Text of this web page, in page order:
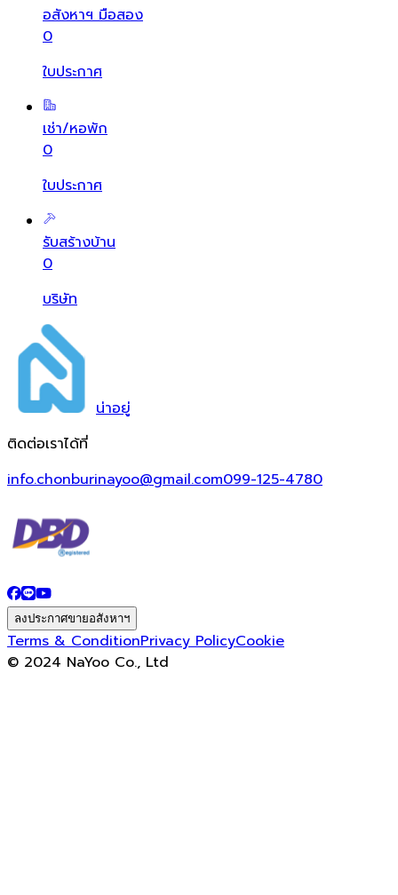
อสังหาฯ มือสอง
0
ใบประกาศ
เช่า/หอพัก
0
ใบประกาศ
รับสร้างบ้าน
0
บริษัท
น่าอยู่
ติดต่อเราได้ที่
info.chonburinayoo@gmail.com099-125-4780
ลงประกาศขายอสังหาฯ
Terms & ConditionPrivacy PolicyCookie
© 2024 NaYoo Co., Ltd